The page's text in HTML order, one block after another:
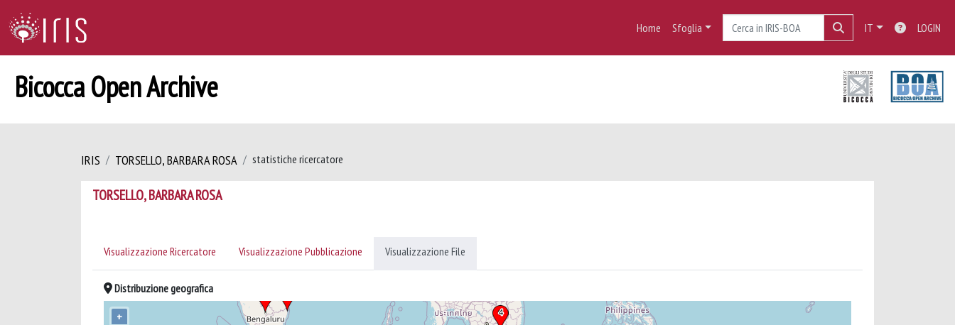
Home Sfoglia IT LOGIN
Bicocca Open Archive
IRIS TORSELLO, BARBARA ROSA statistiche ricercatore
TORSELLO, BARBARA ROSA
Visualizzazione Ricercatore Visualizzazione Pubblicazione Visualizzazione File
Distribuzione geografica
+